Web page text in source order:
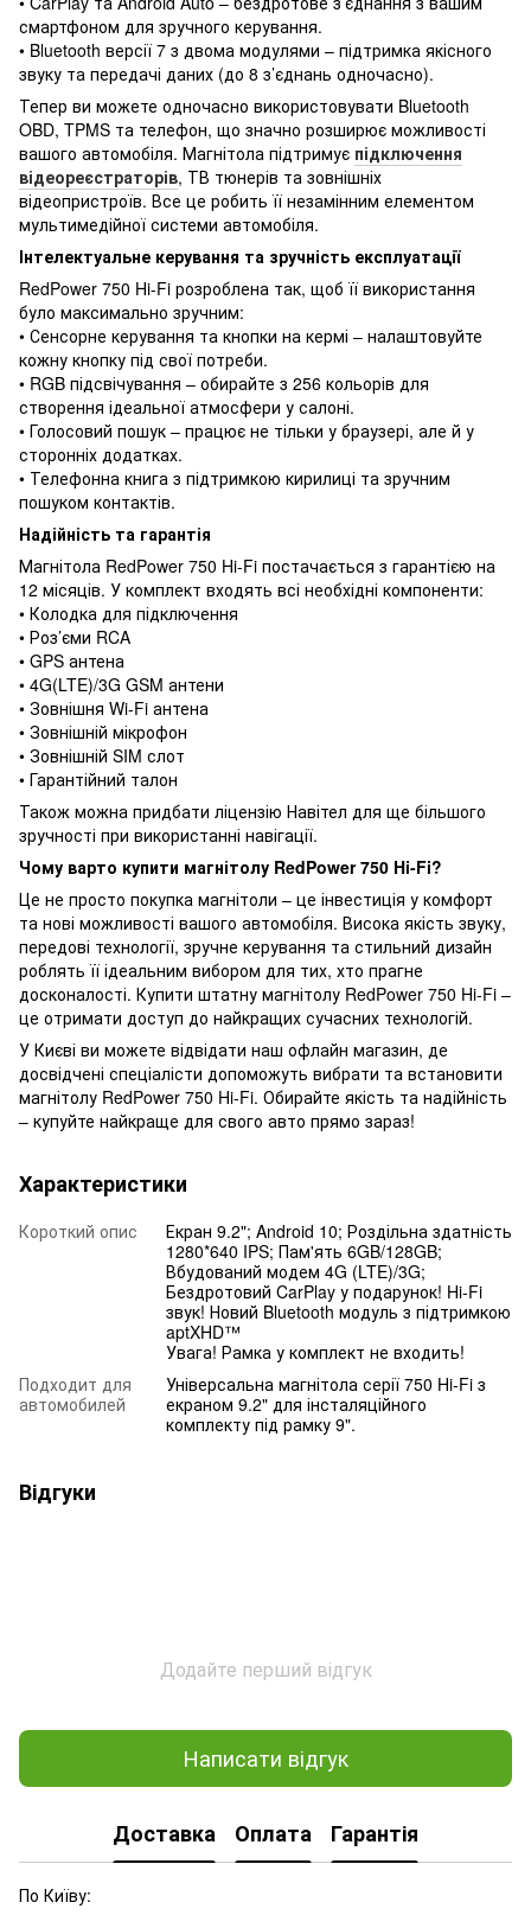
смартфоном для зручного керування.
• Bluetooth версії 7 з двома модулями – підтримка якісного
звуку та передачі даних (до 8 з’єднань одночасно).
Тепер ви можете одночасно використовувати Bluetooth
OBD, TPMS та телефон, що значно розширює можливості
вашого автомобіля. Магнітола підтримує підключення
відеореєстраторів, ТВ тюнерів та зовнішніх
відеопристроїв. Все це робить її незамінним елементом
мультимедійної системи автомобіля.
Інтелектуальне керування та зручність експлуатації
RedPower 750 Hi-Fi розроблена так, щоб її використання
було максимально зручним:
• Сенсорне керування та кнопки на кермі – налаштовуйте
кожну кнопку під свої потреби.
• RGB підсвічування – обирайте з 256 кольорів для
створення ідеальної атмосфери у салоні.
• Голосовий пошук – працює не тільки у браузері, але й у
сторонніх додатках.
• Телефонна книга з підтримкою кирилиці та зручним
пошуком контактів.
Надійність та гарантія
Магнітола RedPower 750 Hi-Fi постачається з гарантією на
12 місяців. У комплект входять всі необхідні компоненти:
• Колодка для підключення
• Роз’єми RCA
• GPS антена
• 4G(LTE)/3G GSM антени
• Зовнішня Wi-Fi антена
• Зовнішній мікрофон
• Зовнішній SIM слот
• Гарантійний талон
Також можна придбати ліцензію Навітел для ще більшого
зручності при використанні навігації.
Чому варто купити магнітолу RedPower 750 Hi-Fi?
Це не просто покупка магнітоли – це інвестиція у комфорт
та нові можливості вашого автомобіля. Висока якість звуку,
передові технології, зручне керування та стильний дизайн
роблять її ідеальним вибором для тих, хто прагне
досконалості. Купити штатну магнітолу RedPower 750 Hi-Fi –
це отримати доступ до найкращих сучасних технологій.
У Києві ви можете відвідати наш офлайн магазин, де
досвідчені спеціалісти допоможуть вибрати та встановити
магнітолу RedPower 750 Hi-Fi. Обирайте якість та надійність
– купуйте найкраще для свого авто прямо зараз!
Характеристики
Короткий опис
Екран 9.2"; Android 10; Роздільна здатність
1280*640 IPS; Пам'ять 6GB/128GB;
Вбудований модем 4G (LTE)/3G;
Бездротовий CarPlay у подарунок! Hi-Fi
звук! Новий Bluetooth модуль з підтримкою
aptXHD™
Увага! Рамка у комплект не входить!
Подходит для
автомобилей
Універсальна магнітола серії 750 Hi-Fi з
екраном 9.2" для інсталяційного
комплекту під рамку 9".
Відгуки
Додайте перший відгук
Написати відгук
Доставка Оплата Гарантія
По Київу: